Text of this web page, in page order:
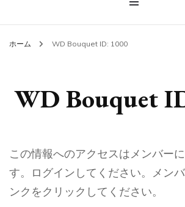
ホーム WD Bouquet ID: 1000
WD Bouquet
この情報へのアクセスはメンバー
す。ログインしてください。メン
ンクをクリックしてください。